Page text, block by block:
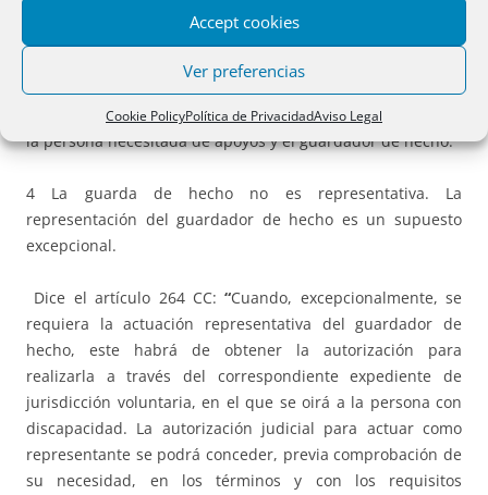
Accept cookies
Ver preferencias
Cookie PolicyPolítica de PrivacidadAviso Legal
porque existe en cuanto se ejerce. Dice el
quien viniere ejerciendo
guarda de hecho se ejerce, y ese ejercicio es la única
exigencia que se basa en el acuerdo expreso o tácito entre
la persona necesitada de apoyos y el guardador de hecho.
4 La guarda de hecho no es representativa. La
representación del guardador de hecho es un supuesto
excepcional.
Dice el artículo 264 CC:“Cuando, excepcionalmente, se
requiera la actuación representativa del guardador de
hecho, este habrá de obtener la autorización para
realizarla a través del correspondiente expediente de
jurisdicción voluntaria, en el que se oirá a la persona con
discapacidad. La autorización judicial para actuar como
representante se podrá conceder, previa comprobación de
su necesidad, en los términos y con los requisitos